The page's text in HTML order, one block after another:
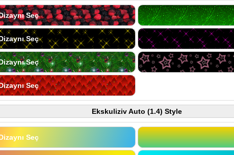
Seç
Seç
Seç
Seç
Ekskuliziv Auto (1.4) Style
Seç